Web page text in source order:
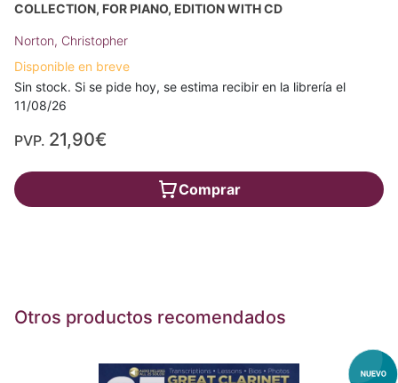
COLLECTION, FOR PIANO, EDITION WITH CD
Norton, Christopher
Disponible en breve
Sin stock. Si se pide hoy, se estima recibir en la librería el
11/08/26
PVP. 21,90€
Comprar
Otros productos recomendados